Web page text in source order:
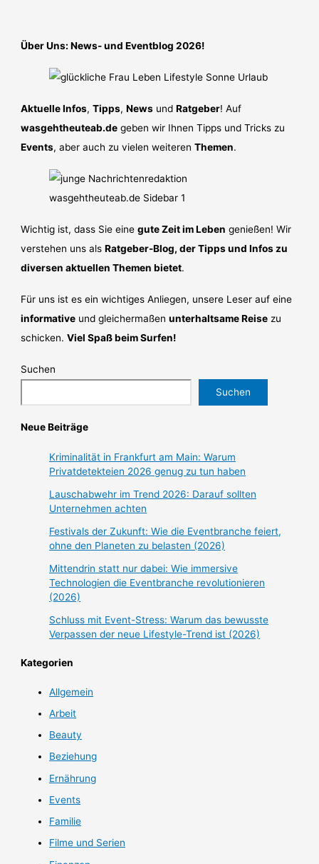
Über Uns: News- und Eventblog 2026!
Aktuelle Infos,Tipps,News undRatgeber! Auf
wasgehtheuteab.de geben wir Ihnen Tipps und Tricks zu
Events, aber auch zu vielen weiterenThemen.
Wichtig ist, dass Sie einegute Zeit im Leben genießen! Wir
verstehen uns alsRatgeber-Blog, der Tipps und Infos zu
diversen aktuellen Themen bietet.
Für uns ist es ein wichtiges Anliegen, unsere Leser auf eine
informative und gleichermaßenunterhaltsame Reise zu
schicken.Viel Spaß beim Surfen!
Suchen
Suchen
Neue Beiträge
Kriminalität in Frankfurt am Main: Warum
Privatdetekteien 2026 genug zu tun haben
Lauschabwehr im Trend 2026: Darauf sollten
Unternehmen achten
Festivals der Zukunft: Wie die Eventbranche feiert,
ohne den Planeten zu belasten (2026)
Mittendrin statt nur dabei: Wie immersive
Technologien die Eventbranche revolutionieren
(2026)
Schluss mit Event-Stress: Warum das bewusste
Verpassen der neue Lifestyle-Trend ist (2026)
Kategorien
Allgemein
Arbeit
Beauty
Beziehung
Ernährung
Events
Familie
Filme und Serien